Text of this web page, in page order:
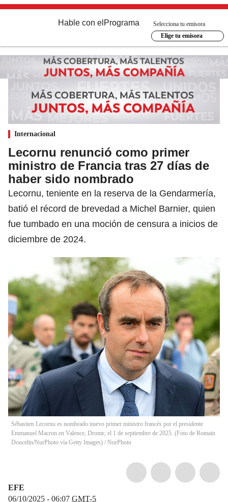
Hable con el Programa
Selecciona tu emisora
Elige tu emisora
Internacional
Lecornu renunció como primer
ministro de Francia tras 27 días de
haber sido nombrado
Lecornu, teniente en la reserva de la Gendarmería,
batió el récord de brevedad a Michel Barnier, quien
fue tumbado en una moción de censura a inicios de
diciembre de 2024.
Sébastien Lecornu es nombrado nuevo primer ministro francés por el presidente
Emmanuel Macron en Valence, Drome, el 1 de septiembre de 2025. (Foto de Romain
Doucelin/NurPhoto vía Getty Images) / NurPhoto
EFE
06/10/2025 - 06:07 GMT-5